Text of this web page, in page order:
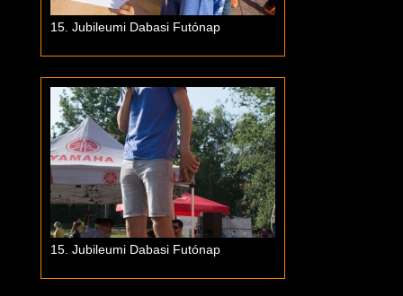
15. Jubileumi Dabasi Futónap
15. Jubileumi Dabasi Futónap